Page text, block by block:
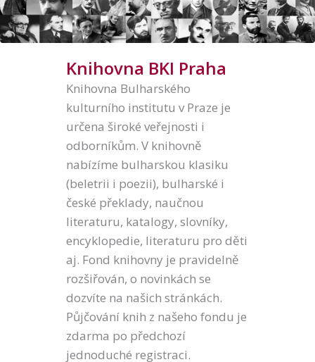
Knihovna BKI Praha
Knihovna Bulharského
kulturního institutu v Praze je
určena široké veřejnosti i
odborníkům. V knihovně
nabízíme bulharskou klasiku
(beletrii i poezii), bulharské i
české překlady, naučnou
literaturu, katalogy, slovníky,
encyklopedie, literaturu pro děti
aj. Fond knihovny je pravidelně
rozšiřován, o novinkách se
dozvíte na našich stránkách.
Půjčování knih z našeho fondu je
zdarma po předchozí
jednoduché registraci.